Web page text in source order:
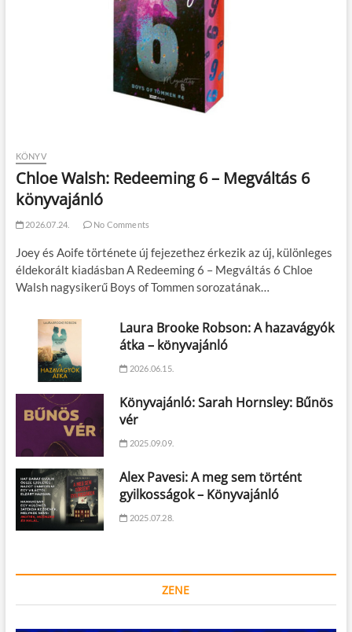
KÖNYV
Chloe Walsh: Redeeming 6 – Megváltás 6
könyvajánló
2026.07.24. No Comments
Joey és Aoife története új fejezethez érkezik az új, különleges
éldekorált kiadásban A Redeeming 6 – Megváltás 6 Chloe
Walsh nagysikerű Boys of Tommen sorozatának…
Laura Brooke Robson: A hazavágyók
átka – könyvajánló
2026.06.15.
Könyvajánló: Sarah Hornsley: Bűnös
vér
2025.09.09.
Alex Pavesi: A meg sem történt
gyilkosságok – Könyvajánló
2025.07.28.
ZENE